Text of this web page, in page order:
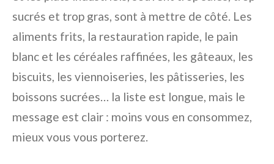
sucrés et trop gras, sont à mettre de côté. Les
aliments frits, la restauration rapide, le pain
blanc et les céréales raffinées, les gâteaux, les
biscuits, les viennoiseries, les pâtisseries, les
boissons sucrées… la liste est longue, mais le
message est clair : moins vous en consommez,
mieux vous vous porterez.